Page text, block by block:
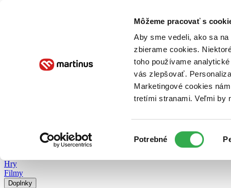
Môžeme pracovať s
Aby sme vedeli, ako sa
zbierame cookies.
toho používame
vás zlepšovať.
Marketingové cookies
tretími stranami. Veľmi by
súhlasu
Potrebné
Poukážky Kontakt
Hry
Filmy
Doplnky